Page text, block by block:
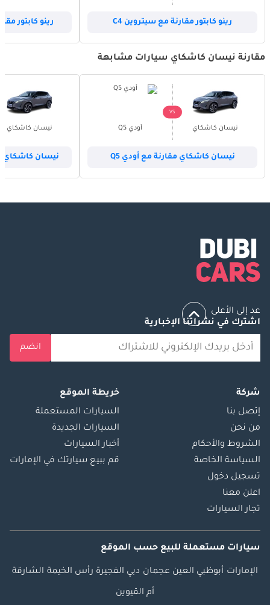
رينو كابتور مقارنة مع سيتروين C4 رينو كابتور
مقارنة نيسان كاشكاي سيارات مشابهة
نيسان كاشكاي
VS
أودي Q5
نيسان كاشكاي مقارنة مع أودي Q5
نيسان كاشكاي
نيسان كاشكاي
عد إلى الأعلى
اشترك في نشراتنا الإخبارية
انضم
شركة
إتصل بنا
من نحن
الشروط والأحكام
السياسة الخاصة
تسجيل دخول
اعلن معنا
تجار السيارات
خريطة الموقع
السيارات المستعملة
السيارات الجديدة
أخبار السيارات
قم ببيع سيارتك في الإمارات
سيارات مستعملة للبيع حسب الموقع
الإمارات أبوظبي العين عجمان دبي الفجيرة رأس الخيمة الشارقة
أم القيوين